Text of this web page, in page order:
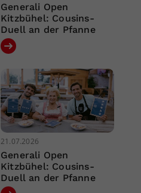
Generali Open
Kitzbühel: Cousins-
Duell an der Pfanne
21.07.2026
Generali Open
Kitzbühel: Cousins-
Duell an der Pfanne